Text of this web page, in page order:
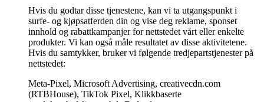
Hvis du godtar disse tjenestene, kan vi ta utgangspunkt i
surfe- og kjøpsatferden din og vise deg reklame, sponset
innhold og rabattkampanjer for nettstedet vårt eller enkelte
produkter. Vi kan også måle resultatet av disse aktivitetene.
Hvis du samtykker, bruker vi følgende tredjepartstjenester på
nettstedet:
Meta-Pixel, Microsoft Advertising, creativecdn.com
(RTBHouse), TikTok Pixel, Klikkbaserte